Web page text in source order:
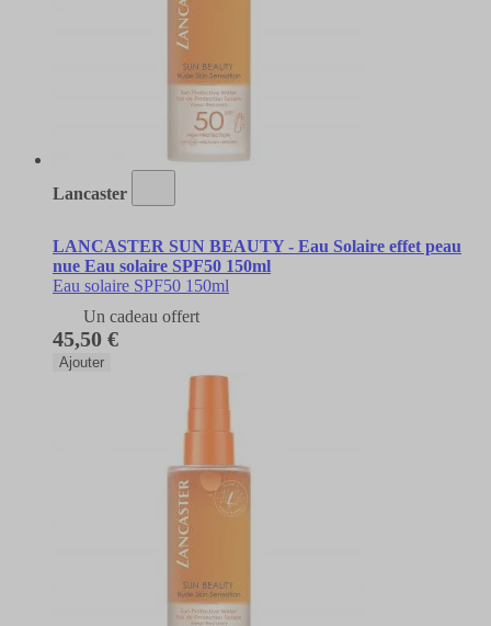
Lancaster
LANCASTER SUN BEAUTY - Eau Solaire effet peau
nue Eau solaire SPF50 150ml
Eau solaire SPF50 150ml
Un cadeau offert
45,50 €
Ajouter